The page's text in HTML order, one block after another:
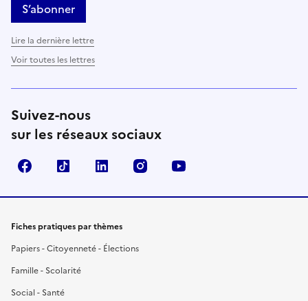
S’abonner
Lire la dernière lettre
Voir toutes les lettres
Suivez-nous
sur les réseaux sociaux
FacebookTikTok LinkedIn Instagram
Fiches pratiques par thèmes
Papiers - Citoyenneté - Élections
Famille - Scolarité
Social - Santé